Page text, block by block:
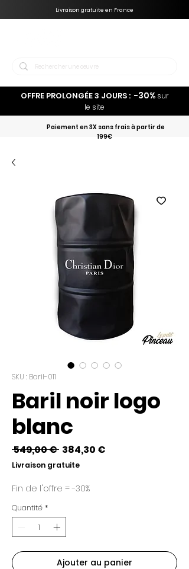
Livraison gratuite en France
Paiement en 3X sans frais à partir de
199€
OFFRE PROLONGÉE 3 JOURS : -30% sur
le site
SKU : Baril-011
Baril noir logo
blanc
549,00 € Prix
original
384,30 €
Livraison gratuite
Fin de l'offre = -30%
Quantité *
Ajouter au panier